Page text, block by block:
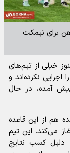
برای نیمکت
خیلی از تیم‌های
نکرده‌اند و
آمده، در حال
هم از این قاعده
می‌کند. این تیم
دلیل کسب نتایج